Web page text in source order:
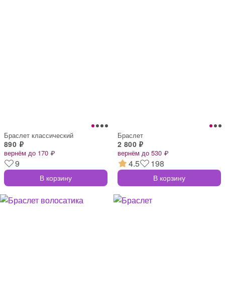
Браслет классический
890 ₽
вернём до 170 ₽
9
В корзину
Браслет
2 800 ₽
вернём до 530 ₽
4.5 198
В корзину